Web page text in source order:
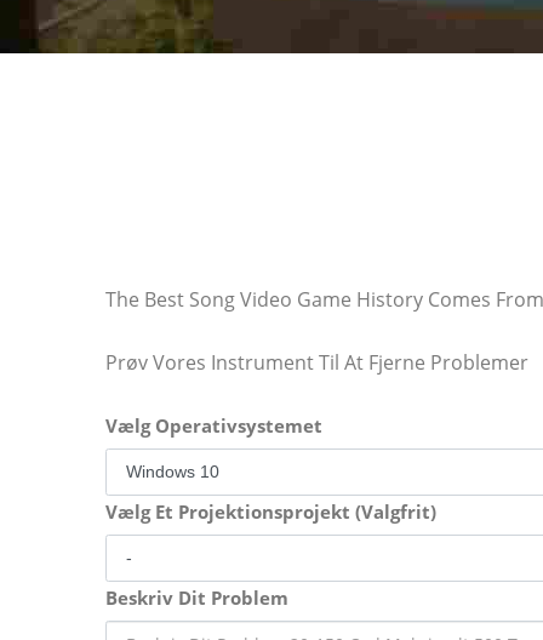
The Best Song Video Game History Comes
Prøv Vores Instrument Til At Fjerne Problemer
Vælg Operativsystemet
Vælg Et Projektionsprojekt (Valgfrit)
Beskriv Dit Problem